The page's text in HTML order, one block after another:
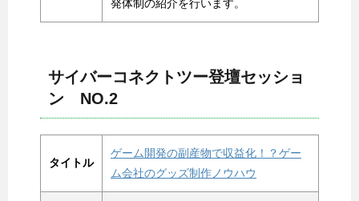
発体制の紹介を行います。
サイバーコネクトツー登壇セッショ
ン NO.2
タイトル
ゲーム開発の副産物で収益化！？ゲー
ム会社のグッズ制作ノウハウ